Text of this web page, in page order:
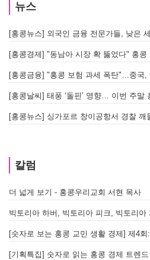
뉴스
[홍콩경제] "동남아 시장 확 뚫었다" 홍
[홍콩날씨] 태풍 ‘돌핀’ 영향… 이번 주말
칼럼
더 넓게 보기 - 홍콩우리교회 서현 목사